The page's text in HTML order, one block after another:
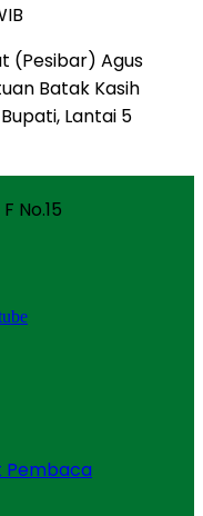
(Pesibar) Agus
Batak Kasih
Lantai 5
No.15
Pembaca